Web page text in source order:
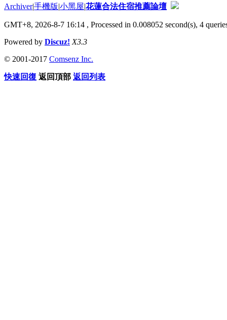
Archiver|手機版|小黑屋|花蓮合法住宿推薦論壇
GMT+8, 2026-8-7 16:14 , Processed in 0.008052 second(s), 4
Powered by Discuz! X3.3
© 2001-2017 Comsenz Inc.
快速回復 返回頂部 返回列表